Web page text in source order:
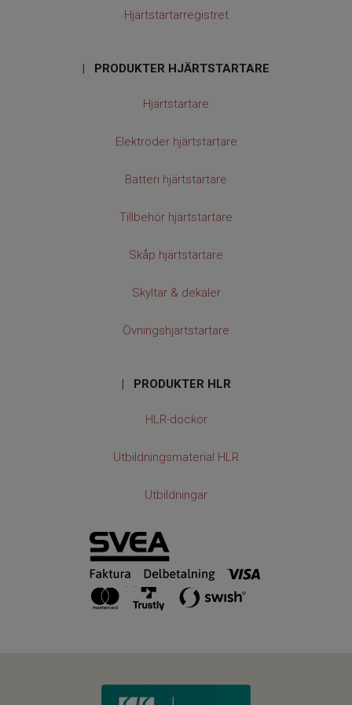
Hjärtstartarregistret
PRODUKTER HJÄRTSTARTARE
Hjärtstartare
Elektroder hjärtstartare
Batteri hjärtstartare
Tillbehör hjärtstartare
Skåp hjärtstartare
Skyltar & dekaler
Övningshjärtstartare
PRODUKTER HLR
HLR-dockor
Utbildningsmaterial HLR
Utbildningar